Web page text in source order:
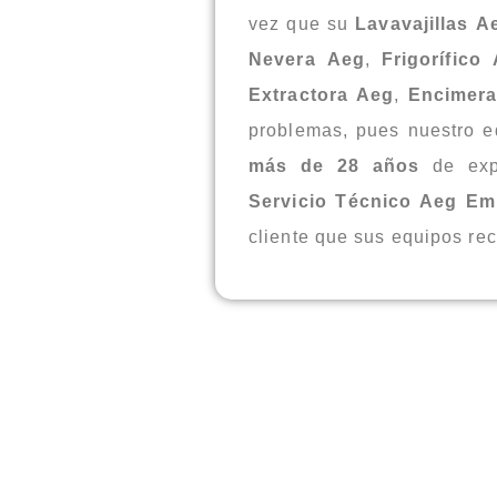
vez que su Lavavajillas
Nevera
Aeg, Frigorífico
Extractora Aeg,
Encimera
problemas, pues nuestro
más de 28 años de
Servicio Técnico Aeg
cliente que sus equipos